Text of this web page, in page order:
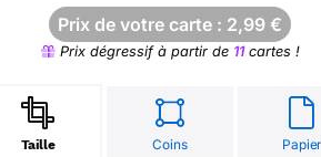
Prix de votre carte : 2,99 €
Prix dégressif à partir de 11cartes !
Taille Coins Papier